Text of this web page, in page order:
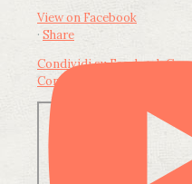
View on Facebook
· Share
Condividi su Facebook
Condividi su LinkedIn